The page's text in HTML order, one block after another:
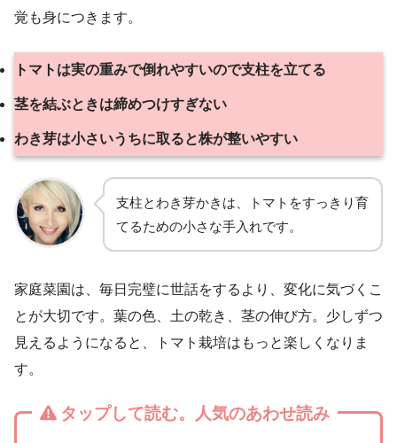
覚も身につきます。
トマトは実の重みで倒れやすいので支柱を立てる
茎を結ぶときは締めつけすぎない
わき芽は小さいうちに取ると株が整いやすい
支柱とわき芽かきは、トマトをすっきり育
てるための小さな手入れです。
家庭菜園は、毎日完璧に世話をするより、変化に気づくこ
とが大切です。葉の色、土の乾き、茎の伸び方。少しずつ
見えるようになると、トマト栽培はもっと楽しくなりま
す。
タップして読む。人気のあわせ読み